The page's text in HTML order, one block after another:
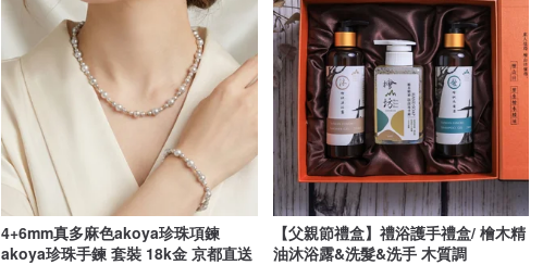
4+6mm真多麻色akoya珍珠項鍊
akoya珍珠手鍊 套裝 18k金 京都直送
【父親節禮盒】禮浴護手禮盒/ 檜木精
油沐浴露&洗髮&洗手 木質調